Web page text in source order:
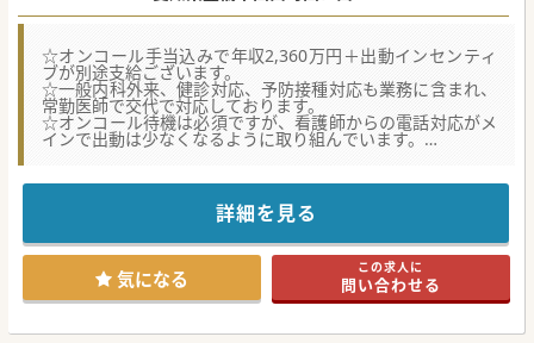
卒後11年以上・週4日・OC4回/月の場合：年
☆オンコール手当込みで年収2,360万円＋出動インセンティ
ブが別途支給ございます。
☆一般内科外来、健診対応、予防接種対応も業務に含まれ、
常勤医師で交代で対応しております。
☆オンコール待機は必須ですが、看護師からの電話対応がメ
インで出動は少なくなるように取り組んでいます。
■現在、クリニックには常勤医師が2名在籍しております
が、訪問診療を希望する患者様の増加に伴い、増員募集とな
■看護師が同行いたしますが、法人が準備する往診車の運転
は医師にお願いしておりますので、車の運転が必須となりま
■訪問診療の経験は不問ですが、業務内容に一般内科外来が
含まれますので、一般内科外来の対応経験が必須となりま
詳細を見る
気になる この求人に
問い合わせる